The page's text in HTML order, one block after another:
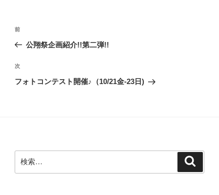
投
ビ
ゲ
前
の
稿
前
公翔祭企画紹介!!第二弾!!
次
の
次
フォトコンテスト開催♪（10/21金-23日)
索: